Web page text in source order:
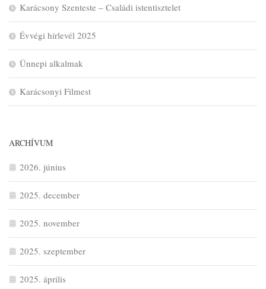
Karácsony Szenteste – Családi istentisztelet
Évvégi hírlevél 2025
Ünnepi alkalmak
Karácsonyi Filmest
ARCHÍVUM
2026. június
2025. december
2025. november
2025. szeptember
2025. április